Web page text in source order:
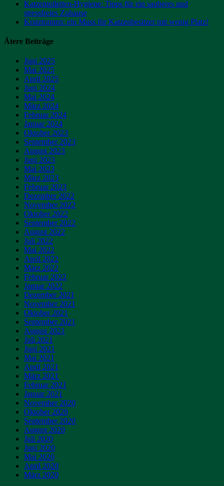
Katzentoiletten-Hygiene: Tipps für ein sauberes und
stressfreies Zuhause
Kratztonnen: ein Muss für Katzenbesitzer mit wenig Platz!
Ätere Beiträge
Juni 2025
Mai 2025
April 2025
Juni 2024
Mai 2024
März 2024
Februar 2024
Januar 2024
Oktober 2023
September 2023
August 2023
Juni 2023
Mai 2023
März 2023
Februar 2023
Dezember 2022
November 2022
Oktober 2022
September 2022
August 2022
Juli 2022
Mai 2022
April 2022
März 2022
Februar 2022
Januar 2022
Dezember 2021
November 2021
Oktober 2021
September 2021
August 2021
Juli 2021
Juni 2021
Mai 2021
April 2021
März 2021
Februar 2021
Januar 2021
November 2020
Oktober 2020
September 2020
August 2020
Juli 2020
Juni 2020
Mai 2020
April 2020
März 2020